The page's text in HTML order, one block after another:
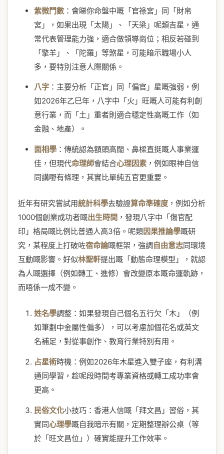
紫微鬥數：會睇你命盤中嘅「官祿宮」同「財帛
宮」，如果出現「太陽」、「天梁」呢類吉星，通
常代表管理能力強，適合做領導崗位；相反若碰到
「擎羊」、「陀羅」等煞星，可能暗示職場小人
多，要特別注意人際關係。
八字 ：主要分析「正官」同「偏官」星嘅強弱，例
如2026年乙巳年，八字中「火」旺嘅人可能有利創
意行業，而「土」重者則適合穩定性高嘅工作（如
金融、地產）。
面相學 ：傳統認為額頭高闊、鼻樑直挺嘅人事業運
佳，但現代命理師會結合心理因素 ，例如眼神自信
同講嘢有條理，其實比單純五官更重要。
近年有研究嘗試用統計科學去驗證算命準確度 ，例如分析
1000個創業成功者嘅出生時間 ，發現八字中「傷官配
印」格局嘅比例比普通人高3倍。呢類因果推論學嘅研
究，某程度上打破咗宿命論嘅框架，強調自由意志同環境
互動嘅影響。好似林聖軒提出嘅「動態命理模型」，就認
為人嘅選擇（例如轉工、進修）會改變原本嘅命運軌跡，
而唔係一成不變。
姓名學調整：如果發現自己個名五行欠「木」（例
如筆劃中金屬性偏多），可以考慮加個花名或英文
名補足，對從事創作、教育行業特別有用。
占星術時機：例如2026年木星進入雙子座，有利溝
通同學習，趁呢段時間考專業資格或轉工成功率會
更高。
民俗文化小技巧：香港人信嘅「拜文昌」習俗，其
實同心理學嘅自我暗示有關，定期整理辦公桌（等
於「旺文昌位」）確實能提升工作效率。